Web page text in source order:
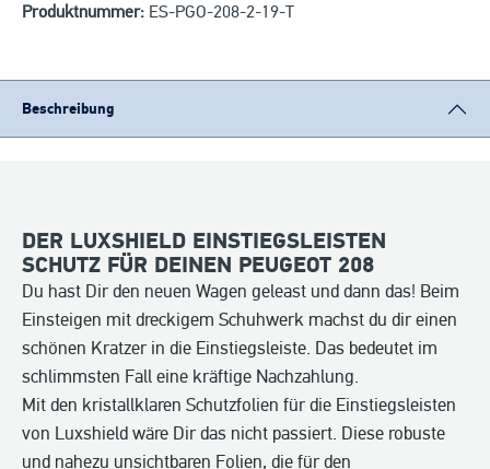
Produktnummer: ES-PGO-208-2-19-T
Beschreibung
DER LUXSHIELD EINSTIEGSLEISTEN
SCHUTZ FÜR DEINEN PEUGEOT 208
Du hast Dir den neuen Wagen geleast und dann das! Beim
Einsteigen mit dreckigem Schuhwerk machst du dir einen
schönen Kratzer in die Einstiegsleiste. Das bedeutet im
schlimmsten Fall eine kräftige Nachzahlung.
Mit den kristallklaren Schutzfolien für die Einstiegsleisten
von Luxshield wäre Dir das nicht passiert. Diese robuste
und nahezu unsichtbaren Folien, die für den